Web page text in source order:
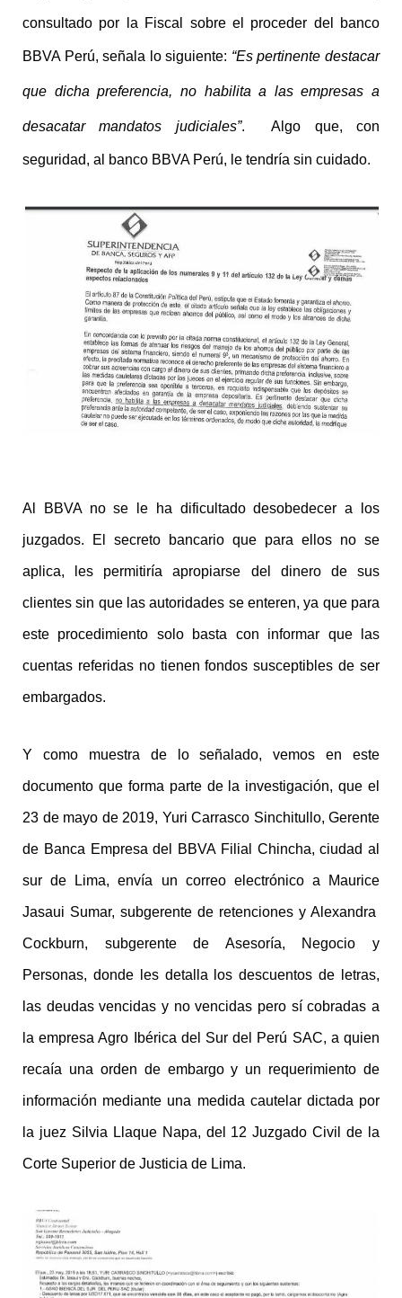
consultado por la Fiscal sobre el proceder del banco
BBVA Perú, señala lo siguiente: “Es pertinente destacar
que dicha preferencia, no habilita a las empresas a
desacatar mandatos judiciales”.Algo que, con
seguridad, al banco BBVA Perú, le tendría sin cuidado.
Al BBVA no se le ha dificultado desobedecer a los
juzgados. El secreto bancario que para ellos no se
aplica, les permitiría apropiarse del dinero de sus
clientes sin que las autoridades se enteren, ya que para
este procedimiento solo basta con informar que las
cuentas referidas no tienen fondos susceptibles de ser
embargados.
Y como muestra de lo señalado, vemos en este
documento que forma parte de la investigación, que el
23 de mayo de 2019, Yuri Carrasco Sinchitullo, Gerente
de Banca Empresa del BBVA Filial Chincha, ciudad al
sur de Lima, envía un correo electrónico a Maurice
Jasaui Sumar, subgerente de retenciones y Alexandra
Cockburn, subgerente de Asesoría, Negocio y
Personas, donde les detalla los descuentos de letras,
las deudas vencidas y no vencidas pero sí cobradas a
la empresa Agro Ibérica del Sur del Perú SAC, a quien
recaía una orden de embargo y un requerimiento de
información mediante una medida cautelar dictada por
la juez Silvia Llaque Napa, del 12 Juzgado Civil de la
Corte Superior de Justicia de Lima.